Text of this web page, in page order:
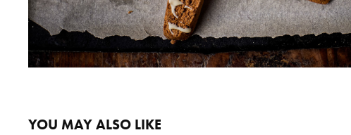
YOU MAY ALSO LIKE